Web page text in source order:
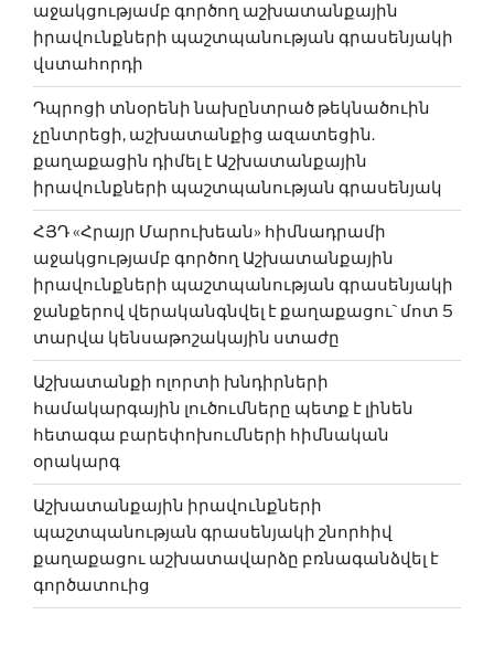
աջակցությամբ գործող աշխատանքային
իրավունքների պաշտպանության գրասենյակի
վստահորդի
Դպրոցի տնօրենի նախընտրած թեկնածուին
չընտրեցի, աշխատանքից ազատեցին.
քաղաքացին դիմել է Աշխատանքային
իրավունքների պաշտպանության գրասենյակ
ՀՅԴ «Հրայր Մարուխեան» հիմնադրամի
աջակցությամբ գործող Աշխատանքային
իրավունքների պաշտպանության գրասենյակի
ջանքերով վերականգնվել է քաղաքացու` մոտ 5
տարվա կենսաթոշակային ստաժը
Աշխատանքի ոլորտի խնդիրների
համակարգային լուծումները պետք է լինեն
հետագա բարեփոխում­ների հիմնական
օրակարգ
Աշխատանքային իրավունքների
պաշտպանության գրասենյակի շնորհիվ
քաղաքացու աշխատավարձը բռնագանձվել է
գործատուից